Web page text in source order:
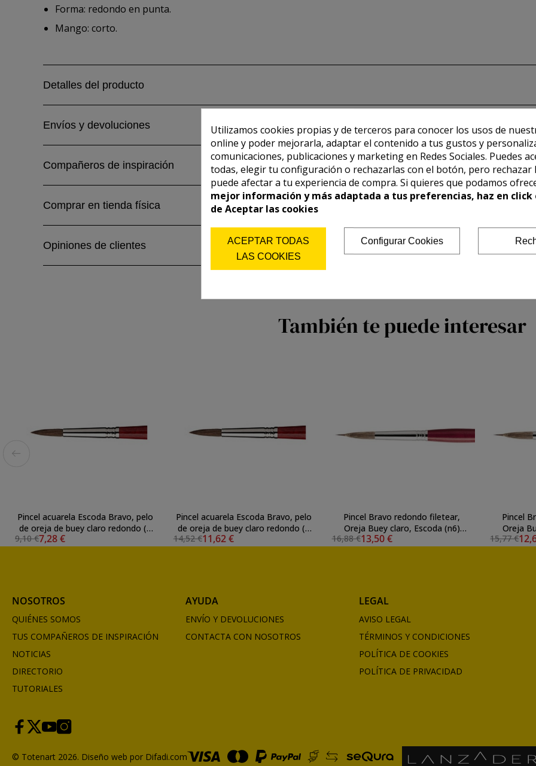
Forma: redondo en punta.
Mango: corto.
Detalles del producto
Envíos y devoluciones
Compañeros de inspiración
Comprar en tienda física
Opiniones de clientes
También te puede interesar
Pincel acuarela Escoda Bravo, pelo
de oreja de buey claro redondo (n
9,10 €7,28 €
Pincel acuarela Escoda Bravo, pelo
de oreja de buey claro redondo (n
14,52 €11,62 €
Pincel Bravo redondo filetear,
Oreja Buey claro, Escoda (n6)
mango corto
16,88 €13,50 €
Pincel
Oreja
15,77 €
NOSOTROS
QUIÉNES SOMOS
TUS COMPAÑEROS DE INSPIRACIÓN
NOTICIAS
DIRECTORIO
TUTORIALES
AYUDA
ENVÍO Y DEVOLUCIONES
CONTACTA CON NOSOTROS
LEGAL
AVISO LEGAL
TÉRMINOS Y CONDICIONES
POLÍTICA DE COOKIES
POLÍTICA DE PRIVACIDAD
© Totenart 2026. Diseño web por Difadi.com
Utilizamos cookies propias y de terceros para conocer los usos de
online y poder mejorarla, adaptar el contenido a tus gustos y
comunicaciones, publicaciones y marketing en Redes Sociales. Puedes
todas, elegir tu configuración o rechazarlas con el botón, pero rechazar
puede afectar a tu experiencia de compra. Si quieres que podamos
mejor información y más adaptada a tus preferencias, haz en click
de Aceptar las cookies
ACEPTAR TODAS
LAS COOKIES
Configurar Cookies